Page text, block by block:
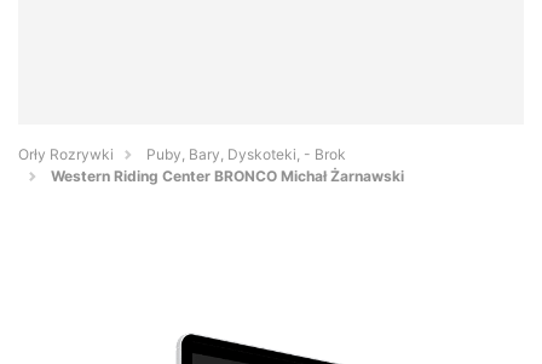
Orły Rozrywki
Puby, Bary, Dyskoteki, - Brok
Western Riding Center BRONCO Michał Żarnawski